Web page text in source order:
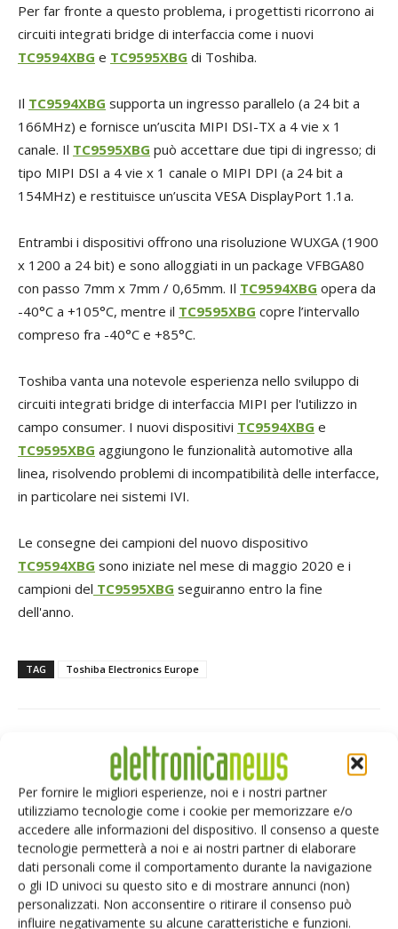
Per fornire le migliori esperienze, noi e i nostri partner
utilizziamo tecnologie come i cookie per memorizzare e/o
accedere alle informazioni del dispositivo. Il consenso a queste
tecnologie permetterà a noi e ai nostri partner di elaborare
dati personali come il comportamento durante la navigazione
o gli ID univoci su questo sito e di mostrare annunci (non)
personalizzati. Non acconsentire o ritirare il consenso può
influire negativamente su alcune caratteristiche e funzioni.
Per far fronte a questo problema, i progettisti ricorrono ai
circuiti integrati bridge di interfaccia come i nuovi
TC9594XBG e TC9595XBG di Toshiba.
Il TC9594XBG supporta un ingresso parallelo (a 24 bit a
166MHz) e fornisce un’uscita MIPI DSI-TX a 4 vie x 1
canale. Il TC9595XBG può accettare due tipi di ingresso; di
tipo MIPI DSI a 4 vie x 1 canale o MIPI DPI (a 24 bit a
154MHz) e restituisce un’uscita VESA DisplayPort 1.1a.
Entrambi i dispositivi offrono una risoluzione WUXGA (1900
x 1200 a 24 bit) e sono alloggiati in un package VFBGA80
con passo 7mm x 7mm / 0,65mm. Il TC9594XBG opera da
-40°C a +105°C, mentre il TC9595XBG copre l’intervallo
compreso fra -40°C e +85°C.
Toshiba vanta una notevole esperienza nello sviluppo di
circuiti integrati bridge di interfaccia MIPI per l'utilizzo in
campo consumer. I nuovi dispositivi TC9594XBG e
TC9595XBG aggiungono le funzionalità automotive alla
linea, risolvendo problemi di incompatibilità delle interfacce,
in particolare nei sistemi IVI.
Le consegne dei campioni del nuovo dispositivo
TC9594XBG sono iniziate nel mese di maggio 2020 e i
campioni del TC9595XBG seguiranno entro la fine
dell'anno.
TAG Toshiba Electronics Europe
Facebook Twitter
ARTICOLI CORRELATI ALTRO DALL'AUTORE
eGaN per convertitori DC-DC: EPC
accelera